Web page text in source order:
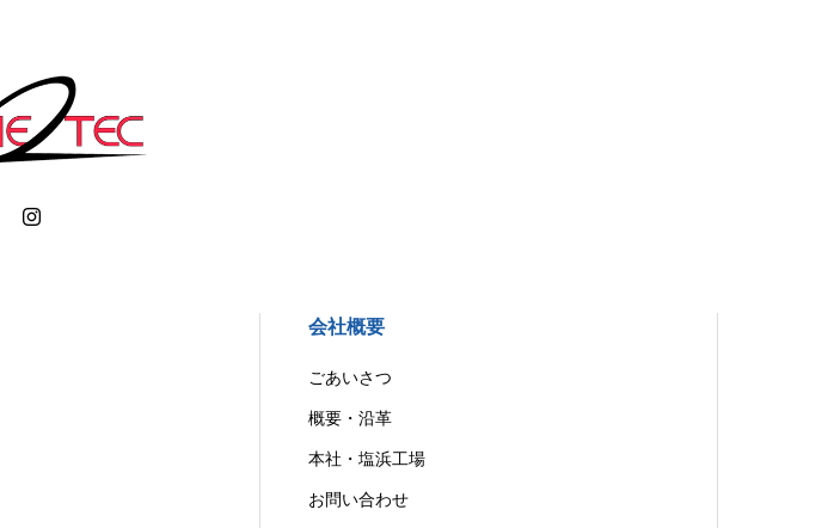
会社概要
ごあいさつ
概要・沿革
本社・塩浜工場
お問い合わせ